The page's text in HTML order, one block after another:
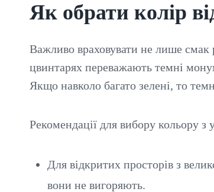
Як обрати колір
Важливо враховувати не лише смак
цвинтарях переважають темні
Якщо навколо багато зелені, то
Рекомендації для вибору кольору
Для відкритих просторів з
вони не вигоряють.